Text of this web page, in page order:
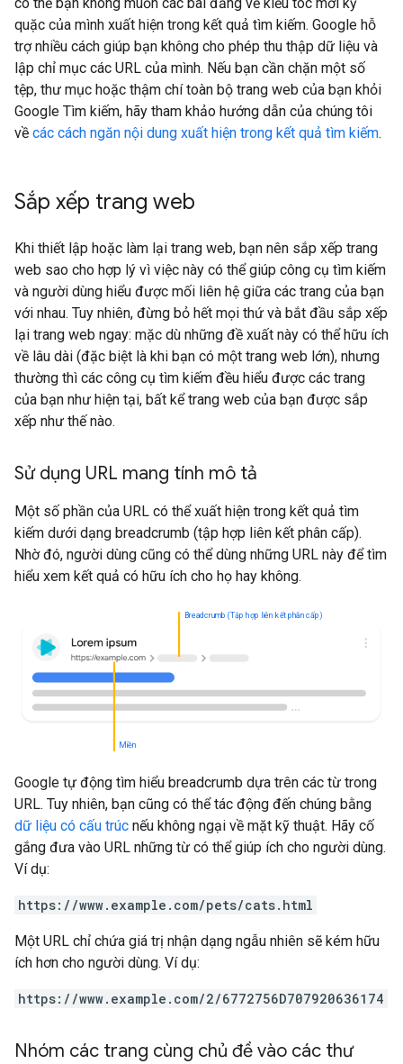
quặc của mình xuất hiện trong kết quả tìm kiếm. Google hỗ
trợ nhiều cách giúp bạn không cho phép thu thập dữ liệu và
lập chỉ mục các URL của mình. Nếu bạn cần chặn một số
tệp, thư mục hoặc thậm chí toàn bộ trang web của bạn khỏi
Google Tìm kiếm, hãy tham khảo hướng dẫn của chúng tôi
về các cách ngăn nội dung xuất hiện trong kết quả tìm kiếm.
Sắp xếp trang web
Khi thiết lập hoặc làm lại trang web, bạn nên sắp xếp trang
web sao cho hợp lý vì việc này có thể giúp công cụ tìm kiếm
và người dùng hiểu được mối liên hệ giữa các trang của bạn
với nhau. Tuy nhiên, đừng bỏ hết mọi thứ và bắt đầu sắp xếp
lại trang web ngay: mặc dù những đề xuất này có thể hữu ích
về lâu dài (đặc biệt là khi bạn có một trang web lớn), nhưng
thường thì các công cụ tìm kiếm đều hiểu được các trang
của bạn như hiện tại, bất kể trang web của bạn được sắp
xếp như thế nào.
Sử dụng URL mang tính mô tả
Một số phần của URL có thể xuất hiện trong kết quả tìm
kiếm dưới dạng breadcrumb (tập hợp liên kết phân cấp).
Nhờ đó, người dùng cũng có thể dùng những URL này để tìm
hiểu xem kết quả có hữu ích cho họ hay không.
Miền
Breadcrumb (Tập hợp liên kết phân cấp)
Google tự động tìm hiểu breadcrumb dựa trên các từ trong
URL. Tuy nhiên, bạn cũng có thể tác động đến chúng bằng
dữ liệu có cấu trúc nếu không ngại về mặt kỹ thuật. Hãy cố
gắng đưa vào URL những từ có thể giúp ích cho người dùng.
Ví dụ:
https://www.example.com/pets/cats.html
Một URL chỉ chứa giá trị nhận dạng ngẫu nhiên sẽ kém hữu
ích hơn cho người dùng. Ví dụ:
https://www.example.com/2/6772756D707920636174
Nhóm các trang cùng chủ đề vào các thư